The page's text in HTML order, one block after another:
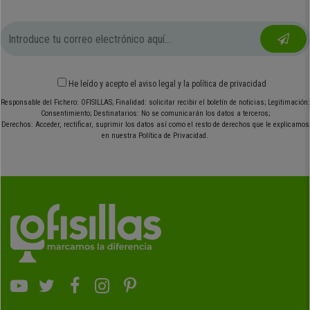
He leído y acepto el aviso legal y la política de privacidad
Responsable del Fichero: OFISILLAS; Finalidad: solicitar recibir el boletín de noticias; Legitimación:
Consentimiento; Destinatarios: No se comunicarán los datos a terceros;
Derechos: Acceder, rectificar, suprimir los datos así como el resto de derechos que le explicamos
en nuestra Política de Privacidad.